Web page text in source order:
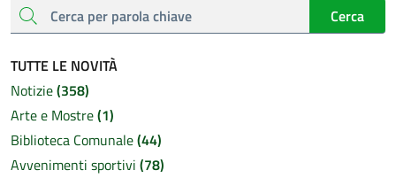
cerca
Cerca
TUTTE LE NOVITÀ
Notizie(358)
Arte e Mostre(1)
Biblioteca Comunale(44)
Avvenimenti sportivi (78)